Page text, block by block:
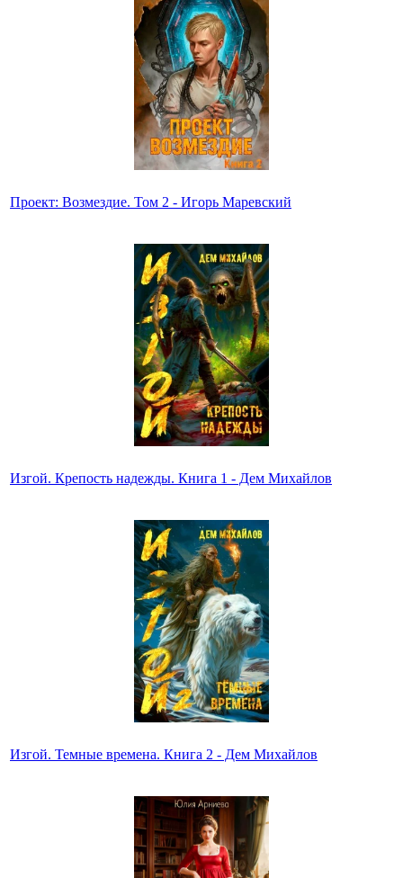
Проект: Возмездие. Том 2 - Игорь Маревский
Изгой. Крепость надежды. Книга 1 - Дем Михайлов
Изгой. Темные времена. Книга 2 - Дем Михайлов